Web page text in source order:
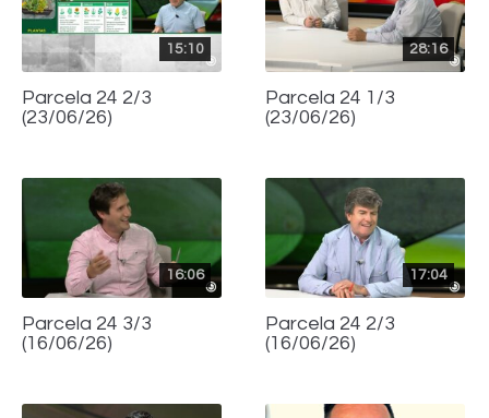
15:10
Parcela 24 2/3
(23/06/26)
28:16
Parcela 24 1/3
(23/06/26)
16:06
Parcela 24 3/3
(16/06/26)
17:04
Parcela 24 2/3
(16/06/26)